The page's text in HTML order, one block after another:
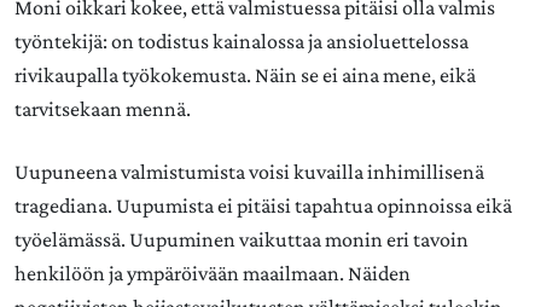
Moni oikkari kokee, että valmistuessa pitäisi olla valmis
työntekijä: on todistus kainalossa ja ansioluettelossa
rivikaupalla työkokemusta. Näin se ei aina mene, eikä
tarvitsekaan mennä.
Uupuneena valmistumista voisi kuvailla inhimillisenä
tragediana. Uupumista ei pitäisi tapahtua opinnoissa eikä
työelämässä. Uupuminen vaikuttaa monin eri tavoin
henkilöön ja ympäröivään maailmaan. Näiden